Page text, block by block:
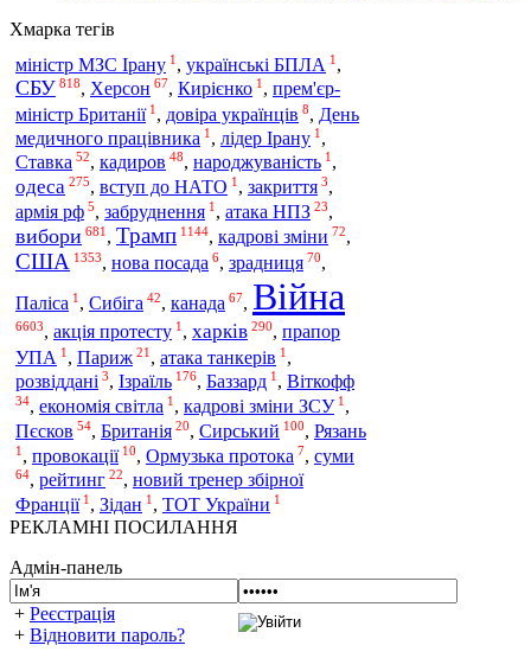
Хмарка тегів
міністр МЗС Ірану 1 , українські БПЛА 1 ,
СБУ 818, Херсон 67, Кирієнко 1 , прем'єр-
міністр Британії 1 , довіра українців 8, День
медичного працівника 1 , лідер Ірану 1 ,
Ставка 52, кадиров 48, народжуваність 1 ,
одеса 275, вступ до НАТО 1 , закриття 3,
армія рф 5, забруднення 1 , атака НПЗ 23,
вибори 681 , Трамп 1144, кадрові зміни 72,
США 1353, нова посада 6, зрадниця 70,
Паліса 1 , Сибіга 42, канада 67, Війна
6603, акція протесту 1 , харків 290, прапор
УПА 1 , Париж 21 , атака танкерів 1 ,
розвіддані 3, Ізраїль 176, Баззард 1 , Віткофф
34, економія світла 1 , кадрові зміни ЗСУ 1 ,
Пєсков 54, Британія 20, Сирський 100, Рязань
1 , провокації 10, Ормузька протока 7, суми
64, рейтинг 22, новий тренер збірної
Франції 1 , Зідан 1 , ТОТ України 1
РЕКЛАМНІ ПОСИЛАННЯ
Адмін-панель
+ Реєстрація
+ Відновити пароль?